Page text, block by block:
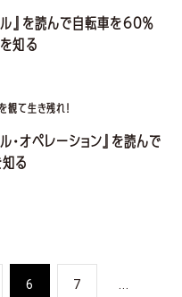
』を読んで自転車を60％
知る
観て生き残れ！
・オペレーション』を読んで
る
6 7